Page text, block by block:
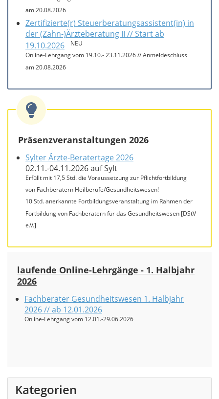
am 20.08.2026
Zertifizierte(r) Steuerberatungsassistent(in) in
der (Zahn-)Ärzteberatung II // Start ab
19.10.2026
NEU
Online-Lehrgang vom 19.10.- 23.11.2026 // Anmeldeschluss
am 20.08.2026
Präsenzveranstaltungen 2026
Sylter Ärzte-Beratertage 2026
02.11.-04.11.2026 auf Sylt
Erfüllt mit 17,5 Std. die Voraussetzung zur Pflichtfortbildung
von Fachberatern Heilberufe/Gesundheitswesen!
10 Std. anerkannte Fortbildungsveranstaltung im Rahmen der
Fortbildung von Fachberatern für das Gesundheitswesen [DStV
e.V.]
laufende Online-Lehrgänge - 1. Halbjahr
2026
Fachberater Gesundheitswesen 1. Halbjahr
2026 // ab 12.01.2026
Online-Lehrgang vom 12.01.-29.06.2026
Kategorien